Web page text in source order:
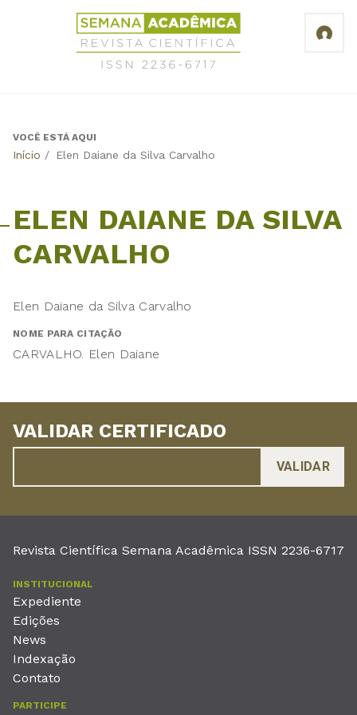
Revista
Científica
Semana
6717
Back
VOCÊ ESTÁ AQUI
Início / Elen Daiane da Silva Carvalho
ELEN DAIANE DA SILVA
CARVALHO
Elen Daiane da Silva Carvalho
NOME PARA CITAÇÃO
CARVALHO. Elen Daiane
VALIDAR CERTIFICADO
Revista Científica Semana Acadêmica ISSN 2236-6717
INSTITUCIONAL
Expediente
Edições
News
Indexação
Contato
PARTICIPE